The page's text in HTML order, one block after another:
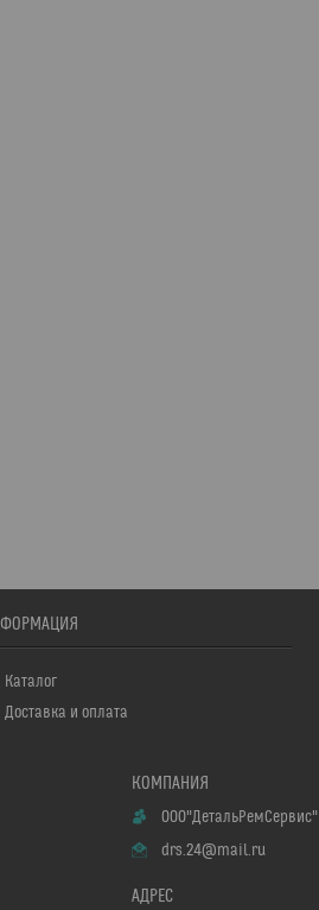
Каталог
Доставка и оплата
ООО"ДетальРемСервис"
drs.24@mail.ru